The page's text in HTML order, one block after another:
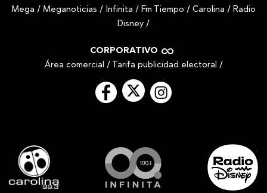
Mega / Meganoticias / Infinita / Fm Tiempo / Carolina / Radio
Disney /
CORPORATIVO
Área comercial / Tarifa publicidad electoral /